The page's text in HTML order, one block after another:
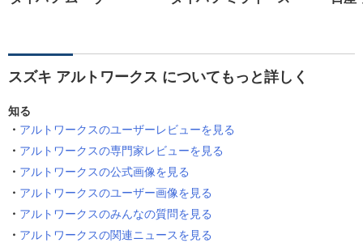
スズキ アルトワークス についてもっと詳しく
知る
アルトワークスのユーザーレビューを見る
アルトワークスの専門家レビューを見る
アルトワークスの公式画像を見る
アルトワークスのユーザー画像を見る
アルトワークスのみんなの質問を見る
アルトワークスの関連ニュースを見る